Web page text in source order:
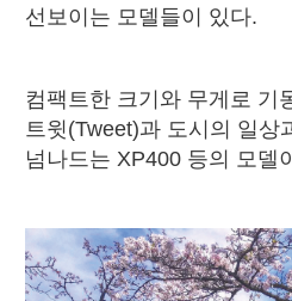
선보이는 모델들이 있다.
컴팩트한 크기와 무게로 기
트윗(Tweet)과 도시의 일상
넘나드는 XP400 등의 모델